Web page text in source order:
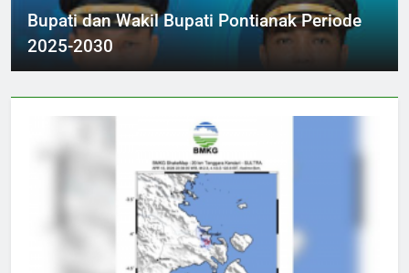
Bupati dan Wakil Bupati Pontianak Periode
2025-2030